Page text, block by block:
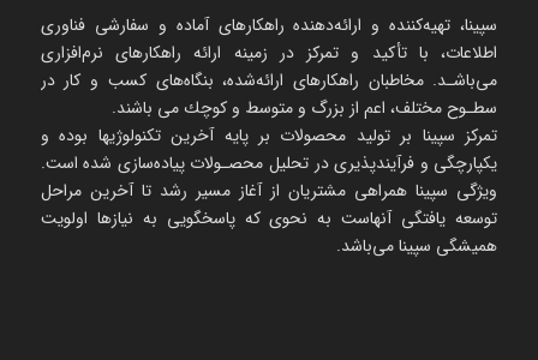
سپینا، تهیه‌كننده و ارائه‌‌دهنده راهكارهای آماده و سفارشی فناوری
اطلاعات، با تأكید و تمركز در زمینه ارائه راهکارهای نرم‌‌افزاری
می‌باشـد. مخاطبان راهكارهای ارائه‌شده، بنگاه‌های كسب و كار در
سطـوح مختلف، اعم از بزرگ و متوسط و كوچك می‌ باشند.
تمرکز سپینا بر تولید محصولات بر پایه آخرین تکنولوژیها بوده و
یکپارچگی و فرآیندپذیری در تحلیل محصـولات پیاده‌سازی شده است.
ویژگی سپینا همراهی مشتریان از آغاز مسیر رشد تا آخرین مراحل
توسعه یافتگی آنهاست به نحوی که پاسخگویی به نیازها اولویت
همیشگی سپینا می‌باشد.